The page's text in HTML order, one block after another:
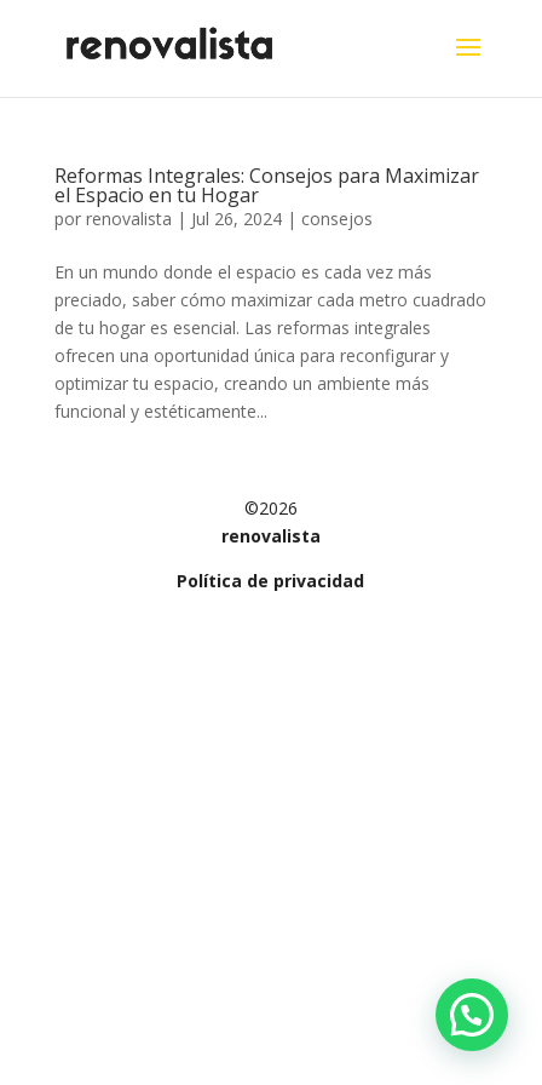
Reformas Integrales: Consejos para Maximizar
el Espacio en tu Hogar
por renovalista | Jul 26, 2024| consejos
En un mundo donde el espacio es cada vez más
preciado, saber cómo maximizar cada metro cuadrado
de tu hogar es esencial. Las reformas integrales
ofrecen una oportunidad única para reconfigurar y
optimizar tu espacio, creando un ambiente más
funcional y estéticamente...
©2026
renovalista
Política de privacidad